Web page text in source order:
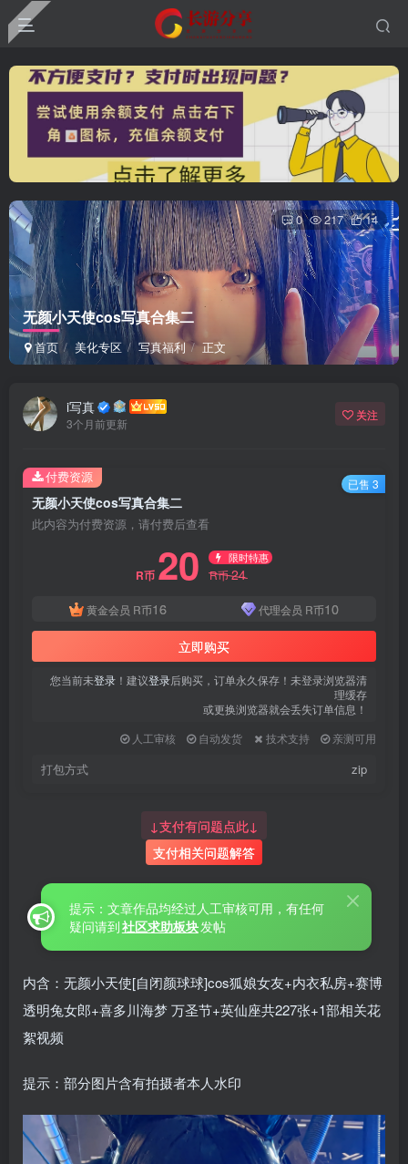
无颜小天使cos写真合集二
首页 美化专区 写真福利 正文
0 217 14
i写真
3个月前更新
关注
无颜小天使cos写真合集二
此内容为付费资源，请付费后查看
R币 20 限时特惠
R币24
黄金会员 R币16 代理会员 R币10
立即购买
您当前未登录 ！建议登录后购买，订单永久保存！未登录浏览器清
理缓存
或更换浏览器就会丢失订单信息！
人工审核
自动发货 技术支持 亲测可用
打包方式 zip
付费资源 已售 3
↓支付有问题点此↓
支付相关问题解答
提示：文章作品均经过人工审核可用，有任何
疑问请到社区求助板块发帖
内含：无颜小天使[自闭颜球球]cos狐娘女友+内衣私房+赛博
透明兔女郎+喜多川海梦 万圣节+英仙座共227张+1部相关花
絮视频
提示：部分图片含有拍摄者本人水印